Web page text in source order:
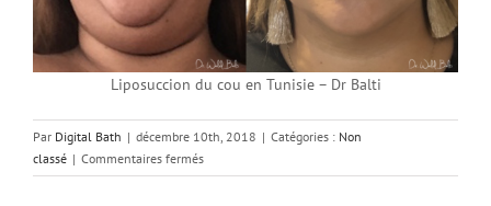
Liposuccion du cou en Tunisie – Dr Balti
Par Digital Bath | décembre 10th, 2018 | Catégories : Non
classé | Commentaires ferméssur
Liposuccion